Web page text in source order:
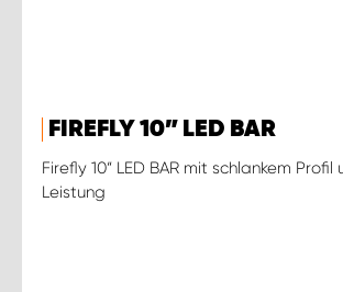
FIREFLY 10” LED BAR
Firefly 10“ LED BAR mit schlankem Profil
Leistung